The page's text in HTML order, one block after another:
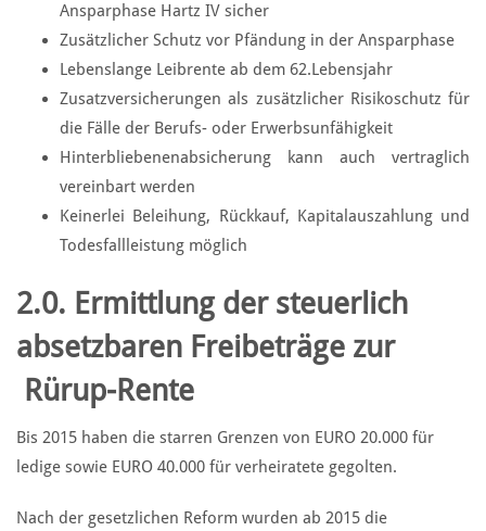
Ansparphase Hartz IV sicher
Zusätzlicher Schutz vor Pfändung in der Ansparphase
Lebenslange Leibrente ab dem 62.Lebensjahr
Zusatzversicherungen als zusätzlicher Risikoschutz für
die Fälle der Berufs- oder Erwerbsunfähigkeit
Hinterbliebenenabsicherung kann auch vertraglich
vereinbart werden
Keinerlei Beleihung, Rückkauf, Kapitalauszahlung und
Todesfallleistung möglich
2.0. Ermittlung der steuerlich
absetzbaren Freibeträge zur
Rürup-Rente
Bis 2015 haben die starren Grenzen von EURO 20.000 für
ledige sowie EURO 40.000 für verheiratete gegolten.
Nach der gesetzlichen Reform wurden ab 2015 die